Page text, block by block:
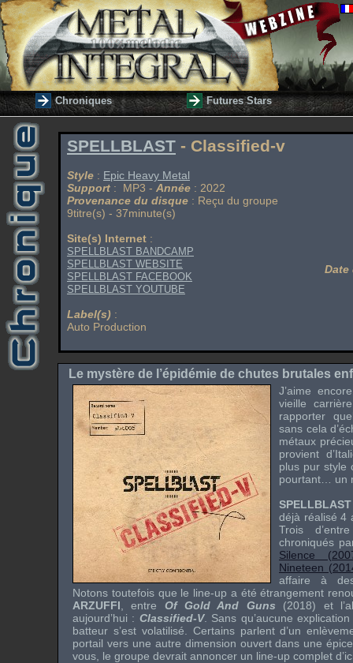
Chroniques Futures Stars
SPELLBLAST - Classified-v
Style : Epic Heavy Metal
Support : MP3 - Année : 2022
Provenance du disque : Reçu du groupe
9titre(s) - 37minute(s)
Site(s) Internet :
SPELLBLAST BANDCAMP
SPELLBLAST WEBSITE
SPELLBLAST FACEBOOK
SPELLBLAST YOUTUBE
Label(s) :
Auto Production
Le mystère de l’épidémie de chutes brutales
J’aime
vieille
rapporter
sans cela
métaux
provient
plus pur style
pourtant… un
SPELLBLAST
déjà réalisé 4
Trois
chroniqués
Silence
Nineteen
affaire à
Notons toutefois que le line-up a été étrangement
ARZUFFI , entre Of Gold And Guns (2018) et
aujourd’hui : Classified-V. Sans qu’aucune
batteur s’est volatilisé. Certains parlent d’un
portail vers une autre dimension ouvert dans une
vous, le groupe devrait annoncer un line-up complet